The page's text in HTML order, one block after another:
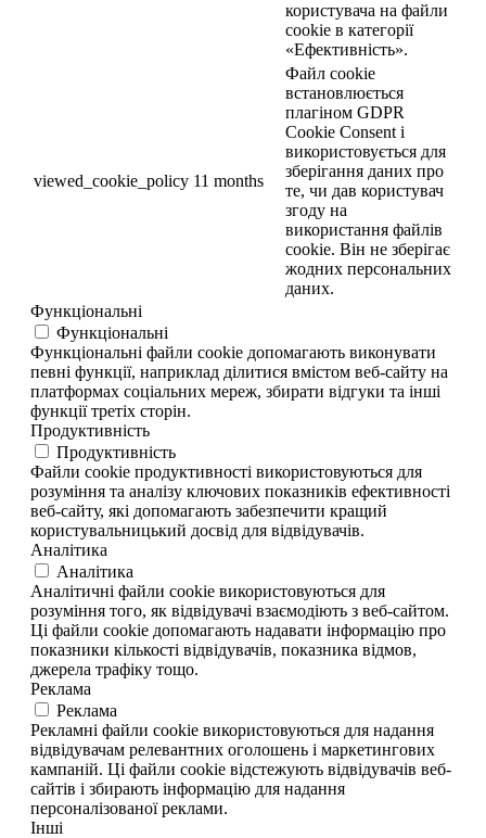
користувача на файли
cookie в категорії
«Ефективність».
viewed_cookie_policy 11 months
Файл cookie
встановлюється
плагіном GDPR
Cookie Consent і
використовується для
зберігання даних про
те, чи дав користувач
згоду на
використання файлів
cookie. Він не зберігає
жодних персональних
даних.
Функціональні
Функціональні
Функціональні файли cookie допомагають виконувати
певні функції, наприклад ділитися вмістом веб-сайту на
платформах соціальних мереж, збирати відгуки та інші
функції третіх сторін.
Продуктивність
Продуктивність
Файли cookie продуктивності використовуються для
розуміння та аналізу ключових показників ефективності
веб-сайту, які допомагають забезпечити кращий
користувальницький досвід для відвідувачів.
Аналітика
Аналітика
Аналітичні файли cookie використовуються для
розуміння того, як відвідувачі взаємодіють з веб-сайтом.
Ці файли cookie допомагають надавати інформацію про
показники кількості відвідувачів, показника відмов,
джерела трафіку тощо.
Реклама
Реклама
Рекламні файли cookie використовуються для надання
відвідувачам релевантних оголошень і маркетингових
кампаній. Ці файли cookie відстежують відвідувачів веб-
сайтів і збирають інформацію для надання
персоналізованої реклами.
Інші